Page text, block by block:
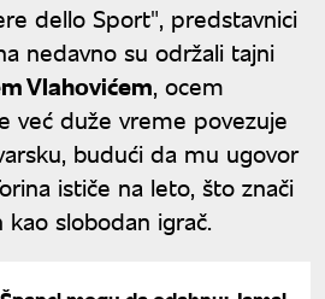
dello Sport", predstavnici
nedavno su održali tajni
Vlahovićem, ocem
već duže vreme povezuje
budući da mu ugovor
ističe na leto, što znači
slobodan igrač.